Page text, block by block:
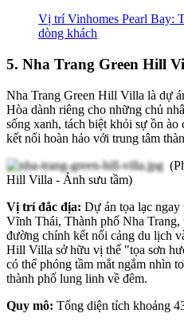
Vị trí Vinhomes Pearl Bay:
dòng khách
5. Nha Trang Green Hill
Nha Trang Green Hill Villa là dự
Hòa dành riêng cho những chủ
sống xanh, tách biệt khỏi sự ồn
kết nối hoàn hảo với trung tâm
Hill Villa - Ảnh sưu tầm)
Vị trí đắc địa: Dự án tọa lạc ngay
Vĩnh Thái, Thành phố Nha
đường chính kết nối cảng du lịch
Hill Villa sở hữu vị thế "tọa sơn
có thể phóng tầm mắt ngắm nhìn
thành phố lung linh về đêm.
Quy mô: Tổng diện tích khoảng